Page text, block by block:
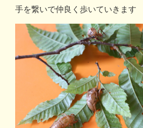
手を繋いで仲良く歩いていきます